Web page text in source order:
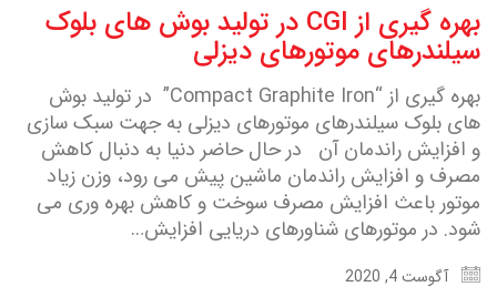
بهره گیری از CGI در تولید بوش های بلوک
سیلندرهای موتورهای دیزلی
بهره گیری از “Compact Graphite Iron” در تولید بوش
های بلوک سیلندرهای موتورهای دیزلی به جهت سبک سازی
و افزایش راندمان آن در حال حاضر دنیا به دنبال کاهش
مصرف و افزایش راندمان ماشین پیش می رود، وزن زیاد
موتور باعث افزایش مصرف سوخت و کاهش بهره وری می
شود. در موتورهای شناورهای دریایی افزایش…
آگوست 4, 2020